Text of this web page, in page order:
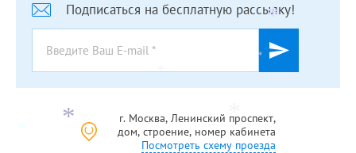
*
*
*
*
*
Подписаться на бесплатную рассылку!
г. Москва, Ленинский проспект,
дом, строение, номер кабинета
Посмотреть схему проезда